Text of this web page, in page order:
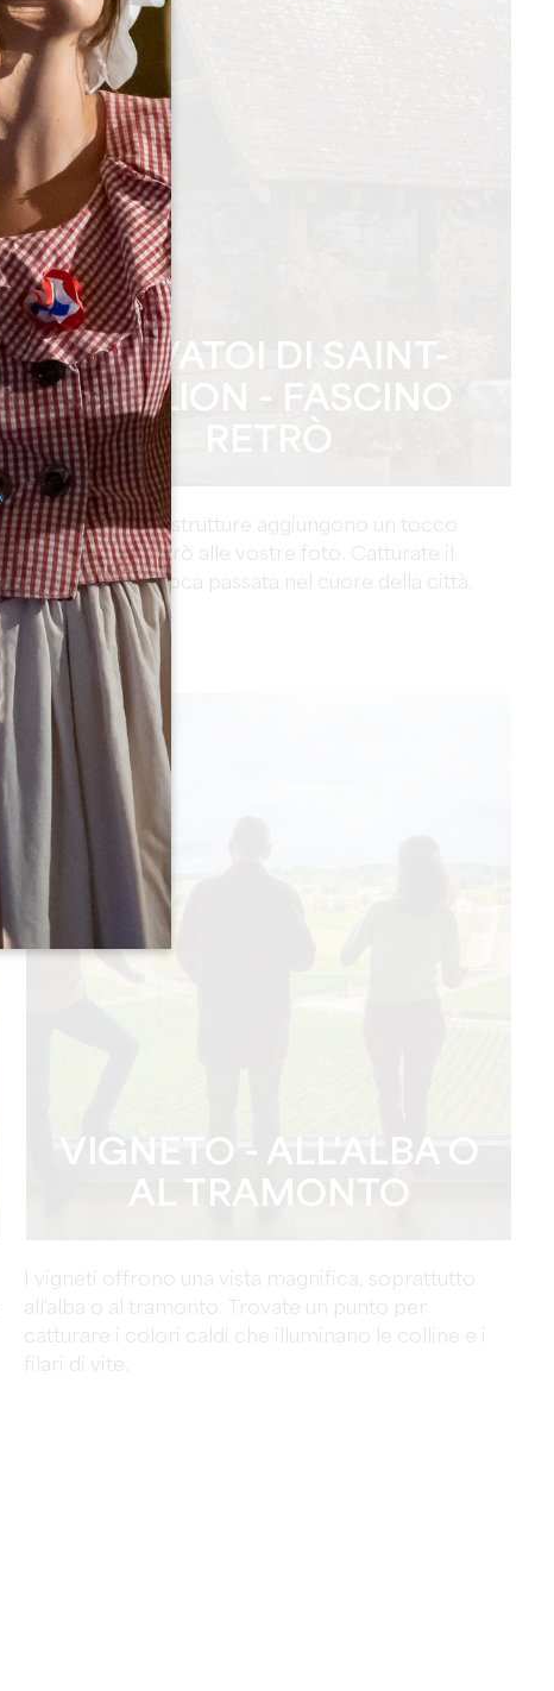
I LAVATOI DI SAINT-
ÉMILION - FASCINO
RETRÒ
Queste antiche strutture aggiungono un tocco
pittoresco e retrò alle vostre foto. Catturate il
fascino di un'epoca passata nel cuore della città.
VIGNETO - ALL'ALBA O
AL TRAMONTO
I vigneti offrono una vista magnifica, soprattutto
all'alba o al tramonto. Trovate un punto per
catturare i colori caldi che illuminano le colline e i
filari di vite.